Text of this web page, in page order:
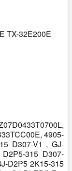
TX-32E200E
4905-
D307-V1 , GJ-
315 D307-
D2P5 2K15-315